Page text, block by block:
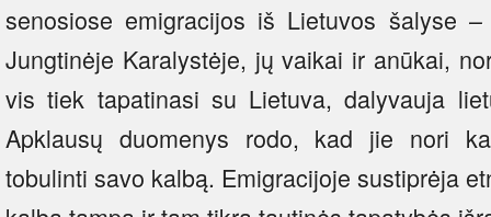
senosiose emigracijos iš Lietuvos šalyse –
Jungtinėje Karalystėje, jų vaikai ir anūkai,
vis tiek tapatinasi su Lietuva, dalyvauja
Apklausų duomenys rodo, kad jie nori
tobulinti savo kalbą. Emigracijoje sustiprėja